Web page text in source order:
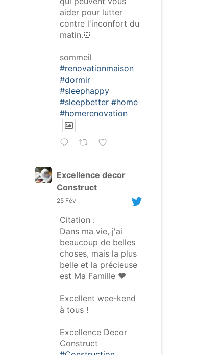
aider pour lutter
contre l'inconfort du
matin.⏰
sommeil
#renovationmaison
#dormir
#sleephappy
#sleepbetter #home
#homerenovation
Excellence decor
Construct
25 Fév
Citation :
Dans ma vie, j'ai
beaucoup de belles
choses, mais la plus
belle et la précieuse
est Ma Famille ❤️
Excellent wee-kend
à tous !
Excellence Decor
Construct